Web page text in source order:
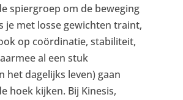
spiergroep om de beweging
je met losse gewichten traint,
op coördinatie, stabiliteit,
al een stuk
dagelijks leven) gaan
hoek kijken. Bij Kinesis,